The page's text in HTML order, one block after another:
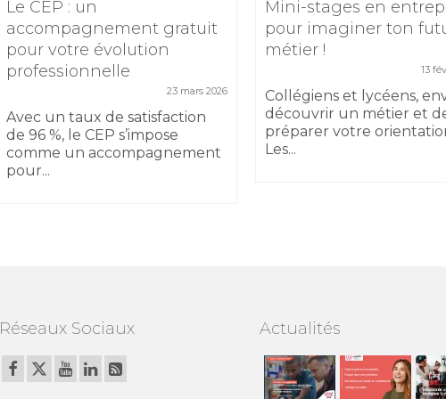
Le CEP : un
accompagnement gratuit
pour votre évolution
professionnelle
23 mars 2026
Avec un taux de satisfaction
de 96 %, le CEP s’impose
comme un accompagnement
pour...
Mini-stages en
pour imaginer ton
métier !
13
Collégiens et lycéens,
découvrir un métier et
préparer votre
Les...
Réseaux Sociaux Actualités